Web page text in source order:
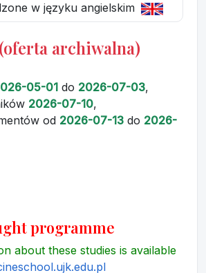
w języku angielskim
(oferta archiwalna)
05-01 do 2026-07-03,
2026-07-10,
od 2026-07-13 do 2026-
programme
about these studies is available